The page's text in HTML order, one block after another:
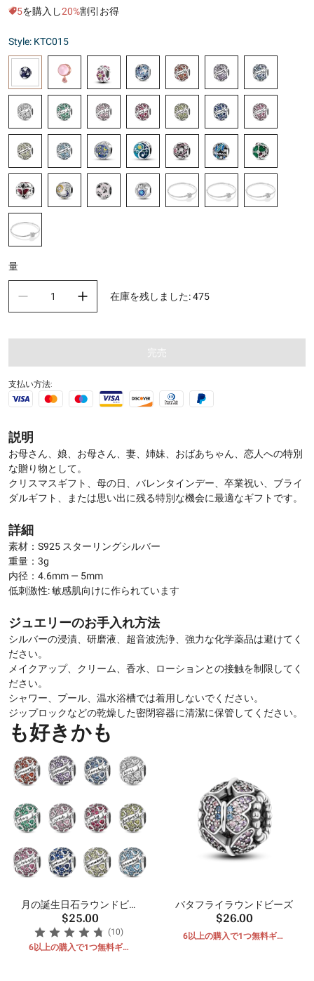
5を購入し20%割引お得
Style: KTC015
量
在庫を残しました:475
完売
支払い方法:
説明
お母さん、娘、お母さん、妻、姉妹、おばあちゃん、恋人への特別
な贈り物として。
クリスマスギフト、母の日、バレンタインデー、卒業祝い、ブライ
ダルギフト、または思い出に残る特別な機会に最適なギフトです。
詳細
素材：S925 スターリングシルバー
重量：3g
内径：4.6mm — 5mm
低刺激性: 敏感肌向けに作られています
ジュエリーのお手入れ方法
シルバーの浸漬、研磨液、超音波洗浄、強力な化学薬品は避けてく
ださい。
メイクアップ、クリーム、香水、ローションとの接触を制限してく
ださい。
シャワー、プール、温水浴槽では着用しないでください。
ジップロックなどの乾燥した密閉容器に清潔に保管してください。
も好きかも
月の誕生日石ラウンドビー
ズ
$25.00
(10)
6以上の購入で1つ無料ギフ
バタフライラウンドビーズ
$26.00
6以上の購入で1つ無料ギフ